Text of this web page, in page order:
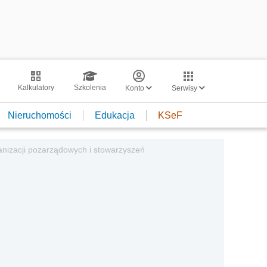
Kalkulatory Szkolenia Konto Serwisy
Nieruchomości Edukacja KSeF
pozarządowych i stowarzyszeń